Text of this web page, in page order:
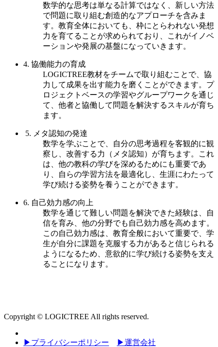
数学的な思考は単なる計算ではなく、新しい方法
で問題に取り組む創造的なアプローチを含みま
す。教育全体においても、枠にとらわれない発想
力を育てることが求められており、これがイノベ
ーションや発展の基盤になっていきます。
4. 協働能力の育成
LOGICTREE教材をチームで取り組むことで、協
力して成果を出す能力を磨くことができます。プ
ロジェクトベースの学習やグループワークを通じ
て、他者と協働して問題を解決するスキルが育ち
ます。
5. メタ認知の発達
数学を学ぶことで、自分の思考過程を客観的に観
察し、改善する力（メタ認知）が育ちます。これ
は、他の教科の学びを深めるためにも重要であ
り、自らの学習方法を最適化し、生涯にわたって
学び続ける姿勢を養うことができます。
6. 自己効力感の向上
数学を通じて難しい問題を解決できた経験は、自
信を育み、他の分野でも自己効力感を高めます。
この自己効力感は、教育全般において重要で、学
生が自分に課題を克服する力があると信じられる
ようになるため、意欲的に学び続ける姿勢を支え
ることになります。
Copyright © LOGICTREE All rights reserved.
▶プライバシーポリシー ▶運営会社